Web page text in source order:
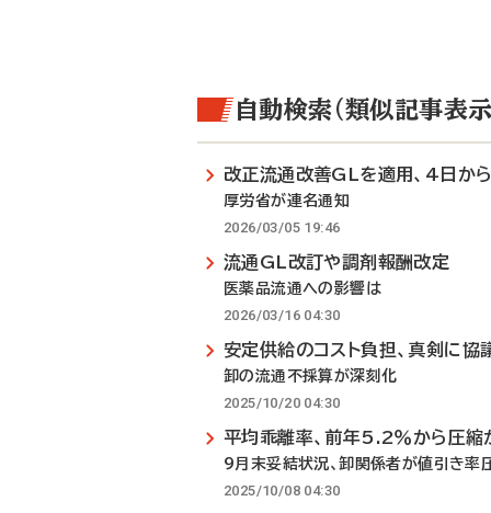
自動検索（類似記事表示
改正流通改善GLを適用、4日から
厚労省が連名通知
2026/03/05 19:46
流通GL改訂や調剤報酬改定
医薬品流通への影響は
2026/03/16 04:30
安定供給のコスト負担、真剣に協
卸の流通不採算が深刻化
2025/10/20 04:30
平均乖離率、前年5.2％から圧縮
9月末妥結状況、卸関係者が値引き率
2025/10/08 04:30